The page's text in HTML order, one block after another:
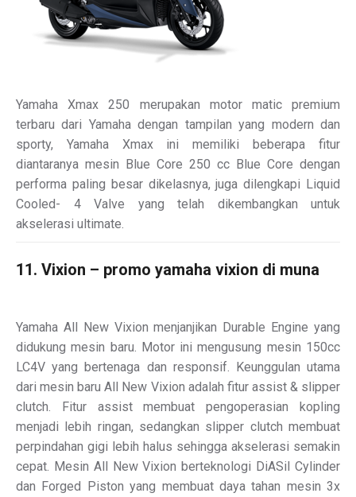
Yamaha Xmax 250 merupakan motor matic premium
terbaru dari Yamaha dengan tampilan yang modern dan
sporty, Yamaha Xmax ini memiliki beberapa fitur
diantaranya mesin Blue Core 250 cc Blue Core dengan
performa paling besar dikelasnya, juga dilengkapi Liquid
Cooled- 4 Valve yang telah dikembangkan untuk
akselerasi ultimate.
11. Vixion – promo yamaha vixion di muna
Yamaha All New Vixion menjanjikan Durable Engine yang
didukung mesin baru. Motor ini mengusung mesin 150cc
LC4V yang bertenaga dan responsif. Keunggulan utama
dari mesin baru All New Vixion adalah fitur assist & slipper
clutch. Fitur assist membuat pengoperasian kopling
menjadi lebih ringan, sedangkan slipper clutch membuat
perpindahan gigi lebih halus sehingga akselerasi semakin
cepat. Mesin All New Vixion berteknologi DiASil Cylinder
dan Forged Piston yang membuat daya tahan mesin 3x